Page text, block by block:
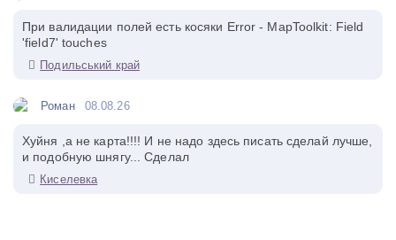
При валидации полей есть косяки Error - MapToolkit: Field
'field7' touches
Подильський край
Роман 08.08.26
Хуйня ,а не карта!!!! И не надо здесь писать сделай лучше,
и подобную шнягу... Сделал
Киселевка